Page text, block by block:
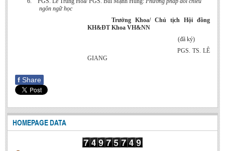
Literature Club
ngôn ngữ học
Trưởng Khoa/ Chủ tịch Hội đồng
KH&ĐT Khoa VH&NN
(đã ký)
PGS. TS. LÊ
GIANG
f Share
HOMEPAGE DATA